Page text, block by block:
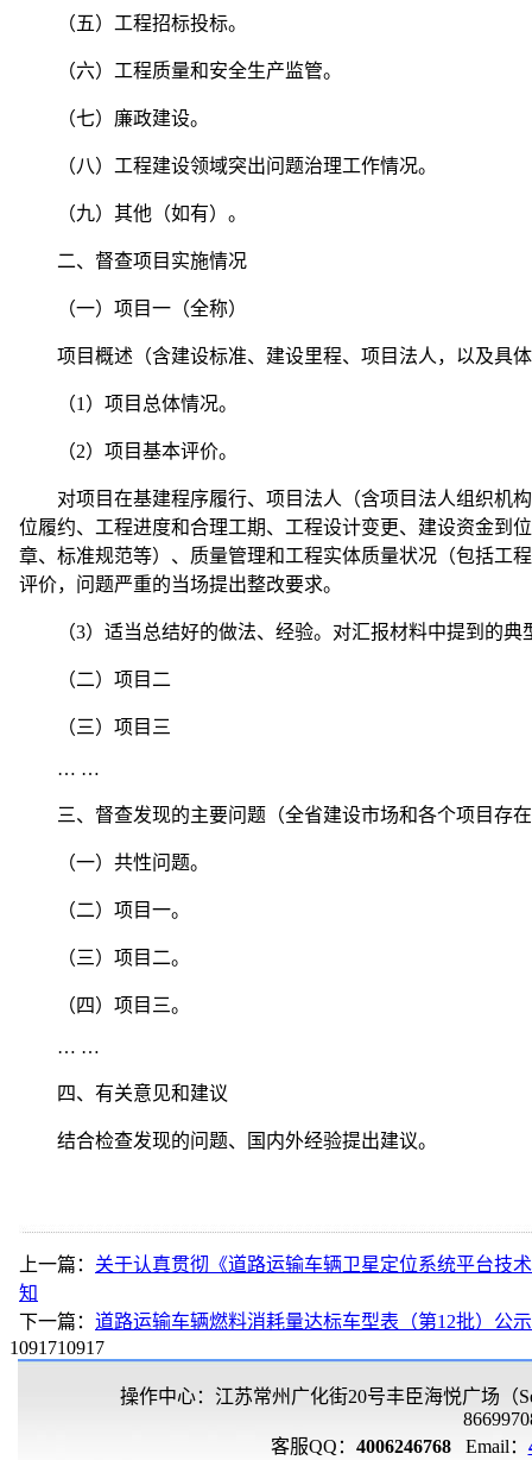
（五）工程招标投标。
（六）工程质量和安全生产监管。
（七）廉政建设。
（八）工程建设领域突出问题治理工作情况。
（九）其他（如有）。
二、督查项目实施情况
（一）项目一（全称）
项目概述（含建设标准、建设里程、项目法人，以及具
（1）项目总体情况。
（2）项目基本评价。
对项目在基建程序履行、项目法人（含项目法人组织机构
位履约、工程进度和合理工期、工程设计变更、建设资金到
章、标准规范等）、质量管理和工程实体质量状况（包括工
评价，问题严重的当场提出整改要求。
（3）适当总结好的做法、经验。对汇报材料中提到的典
（二）项目二
（三）项目三
… …
三、督查发现的主要问题（全省建设市场和各个项目存
（一）共性问题。
（二）项目一。
（三）项目二。
（四）项目三。
… …
四、有关意见和建议
结合检查发现的问题、国内外经验提出建议。
上一篇： 关于认真贯彻《道路运输车辆卫星定位系统平台技
知
下一篇： 道路运输车辆燃料消耗量达标车型表（第12批）公示
1091710917
操作中心：江苏常州广化街20号丰臣海悦广场（
客服QQ： 4006246768Email：